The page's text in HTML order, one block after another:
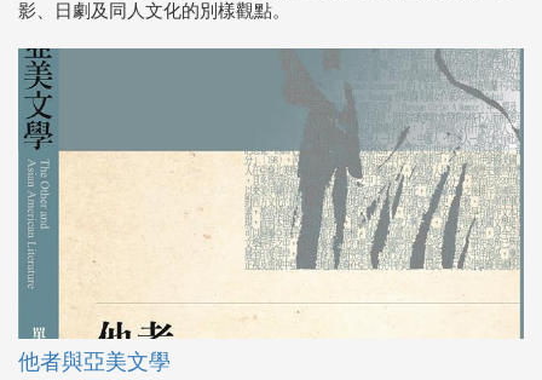
影、日劇及同人文化的別樣觀點。
他者與亞美文學